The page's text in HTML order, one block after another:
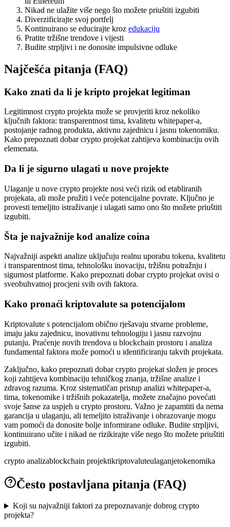
Nikad ne ulažite više nego što možete priuštiti izgubiti
Diverzificirajte svoj portfelj
Kontinuirano se educirajte kroz edukaciju
Pratite tržišne trendove i vijesti
Budite strpljivi i ne donosite impulsivne odluke
Najčešća pitanja (FAQ)
Kako znati da li je kripto projekat legitiman
Legitimnost crypto projekta može se provjeriti kroz nekoliko
ključnih faktora: transparentnost tima, kvalitetu whitepaper-a,
postojanje radnog produkta, aktivnu zajednicu i jasnu tokenomiku.
Kako prepoznati dobar crypto projekat zahtijeva kombinaciju ovih
elemenata.
Da li je sigurno ulagati u nove projekte
Ulaganje u nove crypto projekte nosi veći rizik od etabliranih
projekata, ali može pružiti i veće potencijalne povrate. Ključno je
provesti temeljito istraživanje i ulagati samo ono što možete priuštiti
izgubiti.
Šta je najvažnije kod analize coina
Najvažniji aspekti analize uključuju realnu uporabu tokena, kvalitetu
i transparentnost tima, tehnološku inovaciju, tržišnu potražnju i
sigurnost platforme. Kako prepoznati dobar crypto projekat ovisi o
sveobuhvatnoj procjeni svih ovih faktora.
Kako pronaći kriptovalute sa potencijalom
Kriptovalute s potencijalom obično rješavaju stvarne probleme,
imaju jaku zajednicu, inovativnu tehnologiju i jasnu razvojnu
putanju. Praćenje novih trendova u blockchain prostoru i analiza
fundamental faktora može pomoći u identificiranju takvih projekata.
Zaključno, kako prepoznati dobar crypto projekat složen je proces
koji zahtijeva kombinaciju tehničkog znanja, tržišne analize i
zdravog razuma. Kroz sistematičan pristup analizi whitepaper-a,
tima, tokenomike i tržišnih pokazatelja, možete značajno povećati
svoje šanse za uspjeh u crypto prostoru. Važno je zapamtiti da nema
garancija u ulaganju, ali temeljito istraživanje i obrazovanje mogu
vam pomoći da donosite bolje informirane odluke. Budite strpljivi,
kontinuirano učite i nikad ne rizikirajte više nego što možete priuštiti
izgubiti.
crypto analizablockchain projektikriptovaluteulaganjetokenomika
Često postavljana pitanja (FAQ)
Koji su najvažniji faktori za prepoznavanje dobrog crypto
projekta?